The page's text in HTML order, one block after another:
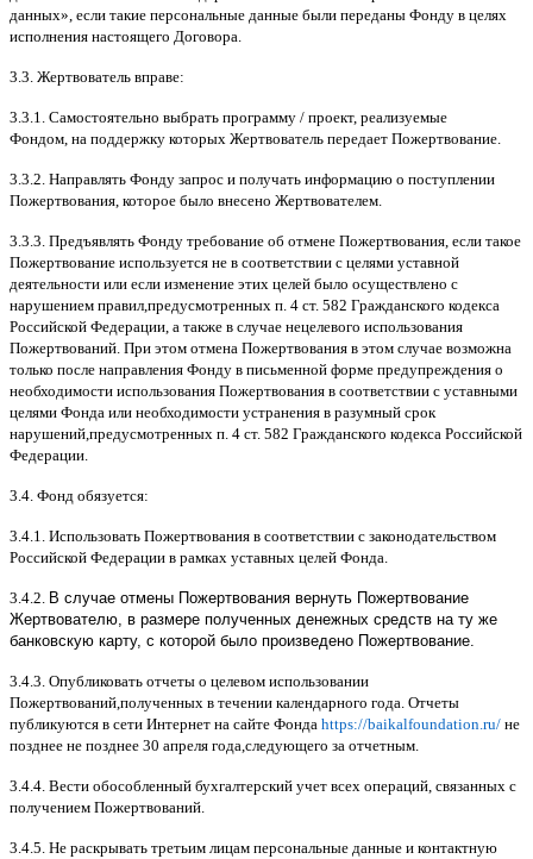
данных», если такие персональные данные были переданы Фонду в целях
исполнения настоящего Договора.
3.3. Жертвователь вправе:
3.3.1. Самостоятельно выбрать программу / проект, реализуемые
Фондом, на поддержку которых Жертвователь передает Пожертвование.
3.3.2. Направлять Фонду запрос и получать информацию о поступлении
Пожертвования, которое было внесено Жертвователем.
3.3.3. Предъявлять Фонду требование об отмене Пожертвования, если такое
Пожертвование используется не в соответствии с целями уставной
деятельности или если изменение этих целей было осуществлено с
нарушением правил,предусмотренных п. 4 ст. 582 Гражданского кодекса
Российской Федерации, а также в случае нецелевого использования
Пожертвований. При этом отмена Пожертвования в этом случае возможна
только после направления Фонду в письменной форме предупреждения о
необходимости использования Пожертвования в соответствии с уставными
целями Фонда или необходимости устранения в разумный срок
нарушений,предусмотренных п. 4 ст. 582 Гражданского кодекса Российской
Федерации.
3.4. Фонд обязуется:
3.4.1. Использовать Пожертвования в соответствии с законодательством
Российской Федерации в рамках уставных целей Фонда.
3.4.2. В случае отмены Пожертвования вернуть Пожертвование
Жертвователю, в размере полученных денежных средств на ту же
банковскую карту, с которой было произведено Пожертвование.
3.4.3. Опубликовать отчеты о целевом использовании
Пожертвований,полученных в течении календарного года. Отчеты
публикуются в сети Интернет на сайте Фонда https://baikalfoundation.ru/ не
позднее не позднее 30 апреля года,следующего за отчетным.
3.4.4. Вести обособленный бухгалтерский учет всех операций, связанных с
получением Пожертвований.
3.4.5. Не раскрывать третьим лицам персональные данные и контактную